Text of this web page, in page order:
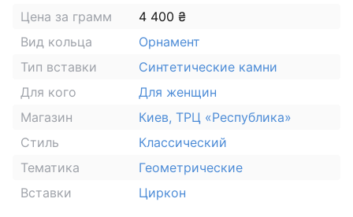
Цена за грамм
4 400 ₴
Вид кольца
Орнамент
Тип вставки
Синтетические камни
Для кого
Для женщин
Магазин
Киев, ТРЦ «Республика»
Стиль
Классический
Тематика
Геометрические
Вставки
Циркон